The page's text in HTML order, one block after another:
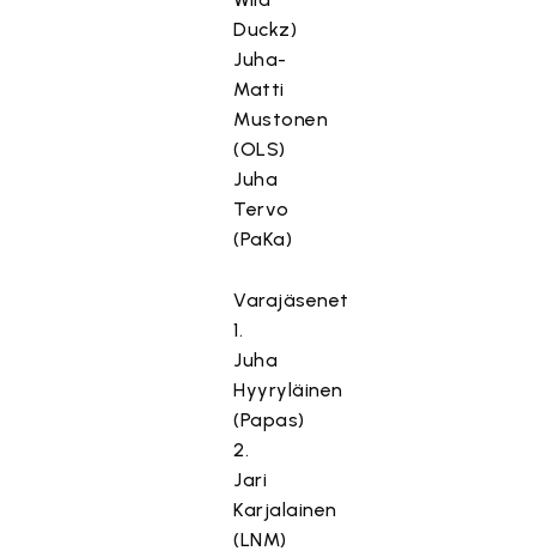
Duckz)
Juha-
Matti
Mustonen
(OLS)
Juha
Tervo
(PaKa)
Varajäsenet
1.
Juha
Hyyryläinen
(Papas)
2.
Jari
Karjalainen
(LNM)